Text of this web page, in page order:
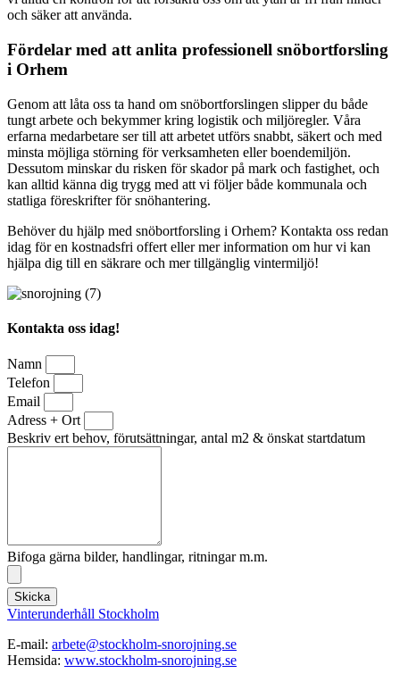
och säker att använda.
Fördelar med att anlita professionell snöbortforsling
i Orhem
Genom att låta oss ta hand om snöbortforslingen slipper du både
tungt arbete och bekymmer kring logistik och miljöregler. Våra
erfarna medarbetare ser till att arbetet utförs snabbt, säkert och med
minsta möjliga störning för verksamheten eller boendemiljön.
Dessutom minskar du risken för skador på mark och fastighet, och
kan alltid känna dig trygg med att vi följer både kommunala och
statliga föreskrifter för snöhantering.
Behöver du hjälp med snöbortforsling i Orhem? Kontakta oss redan
idag för en kostnadsfri offert eller mer information om hur vi kan
hjälpa dig till en säkrare och mer tillgänglig vintermiljö!
Kontakta oss idag!
Namn
Telefon
Email
Adress + Ort
Beskriv ert behov, förutsättningar, antal m2 & önskat startdatum
Bifoga gärna bilder, handlingar, ritningar m.m.
Skicka
Vinterunderhåll Stockholm
E-mail: arbete@stockholm-snorojning.se
Hemsida: www.stockholm-snorojning.se